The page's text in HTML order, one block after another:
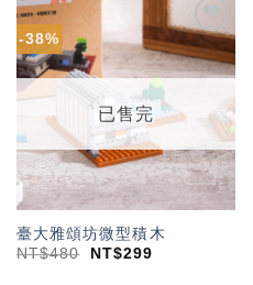
-38%
加入
「願
望輕
已售完
臺大雅頌坊微型積木
NT$480 NT$299